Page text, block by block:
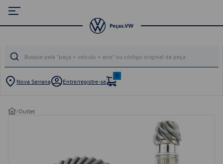
Nova Serrana Entre/registre-se
0
/Outlet